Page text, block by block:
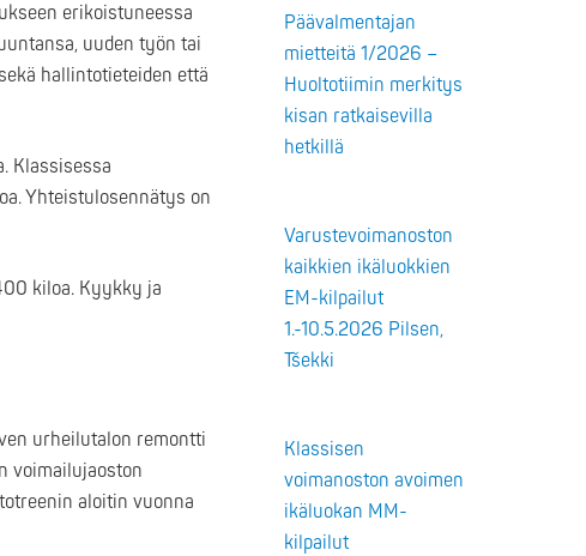
erikoistuneessa
uuden työn tai
hallintotieteiden että
Klassisessa
Yhteistulosennätys on
kiloa. Kyykky ja
urheilutalon remontti
voimailujaoston
aloitin vuonna
Päävalmentajan
mietteitä 1/2026 –
Huoltotiimin merkitys
kisan ratkaisevilla
hetkillä
Varustevoimanoston
kaikkien ikäluokkien
EM-kilpailut
1.-10.5.2026 Pilsen,
Tšekki
Klassisen
voimanoston avoimen
ikäluokan MM-
kilpailut